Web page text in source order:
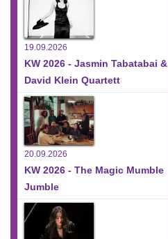
19.09.2026
KW 2026 - Jasmin Tabatabai &
David Klein Quartett
20.09.2026
KW 2026 - The Magic Mumble
Jumble